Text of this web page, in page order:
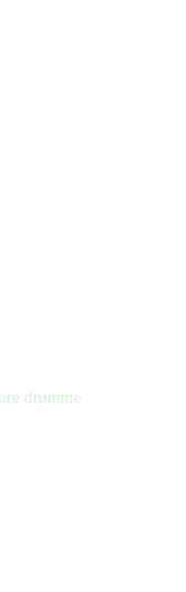
drømme